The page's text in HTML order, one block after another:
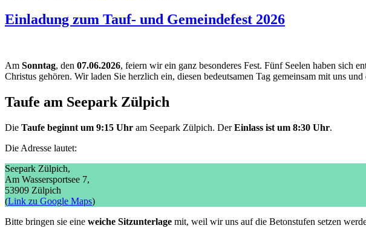
Einladung zum Tauf- und Gemeindefest 2026
Am Sonntag, den 07.06.2026, feiern wir ein ganz besonderes Fest. Fünf Seelen haben sich
Christus gehören. Wir laden Sie herzlich ein, diesen bedeutsamen Tag gemeinsam mit uns
Taufe am Seepark Zülpich
Die Taufe beginnt um 9:15 Uhr am Seepark Zülpich. DerEinlass ist um 8:30 Uhr.
Die Adresse lautet:
Seepark Zülpich,
Am Wassersportsee 7,
53909 Zülpich
(Link zu Google Maps)
Bitte bringen sie eine weiche Sitzunterlage mit, weil wir uns auf die Betonstufen setzen